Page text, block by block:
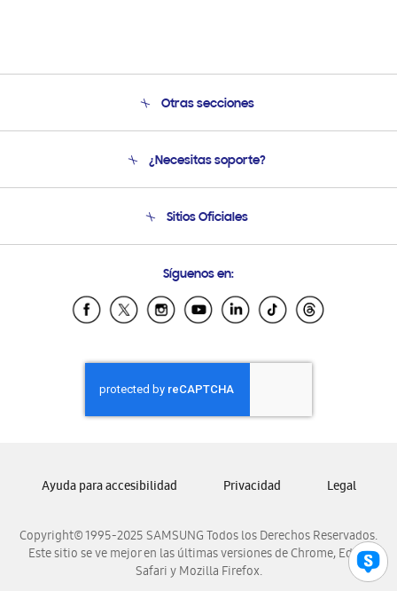
Otras secciones
Soporte
¿Necesitas soporte?
Soporte vía eMail
Sitios Oficiales
Samsung Ecuador
Samsung El Salvador
Samsung Honduras
Samsung Nicaragua
Samsung Panamá
Samsung Venezuela
Síguenos en:
Copyright© 1995-2025 SAMSUNG Todos los Derechos Reservados.
Este sitio se ve mejor en las últimas versiones de Chrome, Edge,
Safari y Mozilla Firefox.
Ayuda para accesibilidad Privacidad Legal